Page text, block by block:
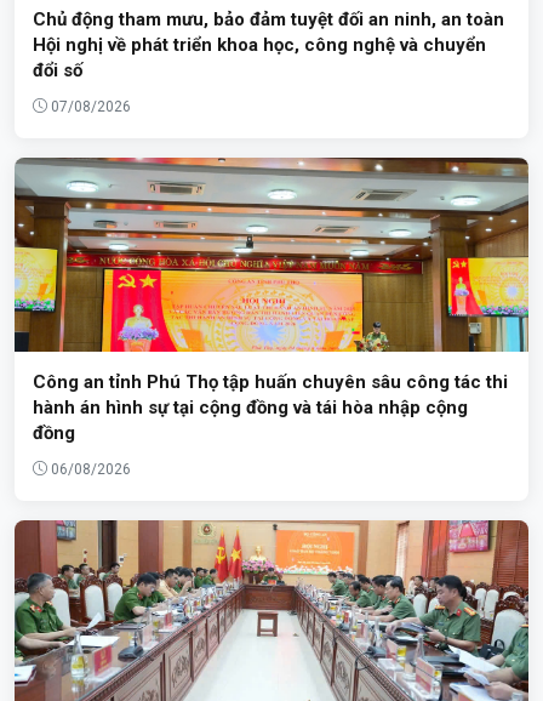
Chủ động tham mưu, bảo đảm tuyệt đối an ninh, an toàn
Hội nghị về phát triển khoa học, công nghệ và chuyển
đổi số
07/08/2026
Công an tỉnh Phú Thọ tập huấn chuyên sâu công tác thi
hành án hình sự tại cộng đồng và tái hòa nhập cộng
đồng
06/08/2026